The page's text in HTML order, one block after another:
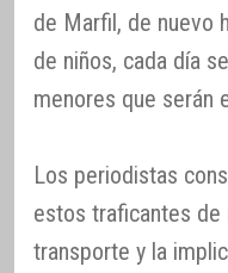
de Marfil, de nuevo
de niños, cada día
menores que serán
Los periodistas
estos traficantes de
transporte y la